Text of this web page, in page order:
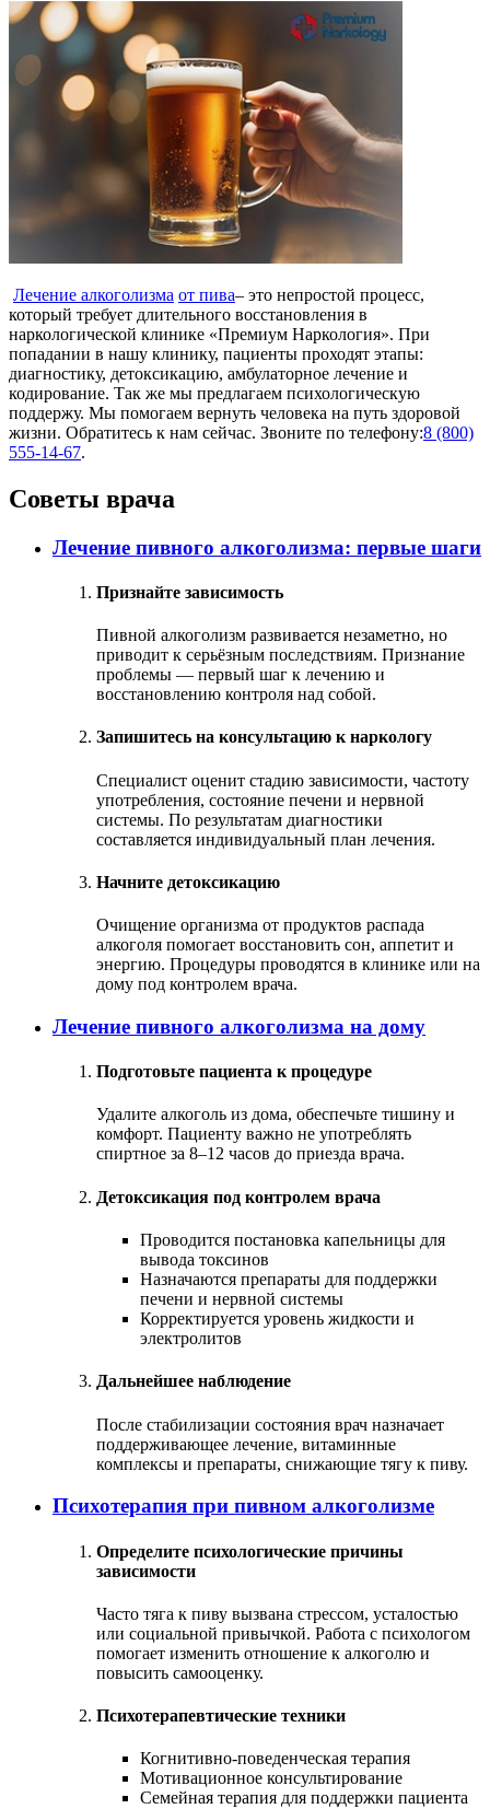
Лечение алкоголизма от пива– это непростой процесс,
который требует длительного восстановления в
наркологической клинике «Премиум Наркология». При
попадании в нашу клинику, пациенты проходят этапы:
диагностику, детоксикацию, амбулаторное лечение и
кодирование. Так же мы предлагаем психологическую
поддержу. Мы помогаем вернуть человека на путь здоровой
жизни. Обратитесь к нам сейчас. Звоните по телефону:8 (800)
555-14-67.
Советы врача
Лечение пивного алкоголизма: первые шаги
Признайте зависимость
Пивной алкоголизм развивается незаметно, но
приводит к серьёзным последствиям. Признание
проблемы — первый шаг к лечению и
восстановлению контроля над собой.
Запишитесь на консультацию к наркологу
Специалист оценит стадию зависимости, частоту
употребления, состояние печени и нервной
системы. По результатам диагностики
составляется индивидуальный план лечения.
Начните детоксикацию
Очищение организма от продуктов распада
алкоголя помогает восстановить сон, аппетит и
энергию. Процедуры проводятся в клинике или на
дому под контролем врача.
Лечение пивного алкоголизма на дому
Подготовьте пациента к процедуре
Удалите алкоголь из дома, обеспечьте тишину и
комфорт. Пациенту важно не употреблять
спиртное за 8–12 часов до приезда врача.
Детоксикация под контролем врача
Проводится постановка капельницы для
вывода токсинов
Назначаются препараты для поддержки
печени и нервной системы
Корректируется уровень жидкости и
электролитов
Дальнейшее наблюдение
После стабилизации состояния врач назначает
поддерживающее лечение, витаминные
комплексы и препараты, снижающие тягу к пиву.
Психотерапия при пивном алкоголизме
Определите психологические причины
зависимости
Часто тяга к пиву вызвана стрессом, усталостью
или социальной привычкой. Работа с психологом
помогает изменить отношение к алкоголю и
повысить самооценку.
Психотерапевтические техники
Когнитивно-поведенческая терапия
Мотивационное консультирование
Семейная терапия для поддержки пациента